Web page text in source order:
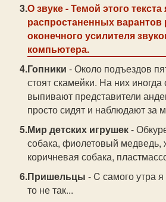
О звуке- Темой этого
распростаненных варантов
оконечного усилителя
компьютера.
Гопники - Около подъездов
стоят скамейки. На них
выпивают представители
просто сидят и наблюдают за
Мир детских игрушек-
собака, фиолетовый медведь,
коричневая собака,
Пришельцы - C самого утра
то не так...